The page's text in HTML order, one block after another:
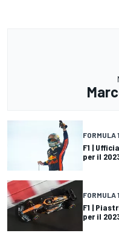
FORMULA 1
F1 |
per il
FORMULA 1
F1 |
per il